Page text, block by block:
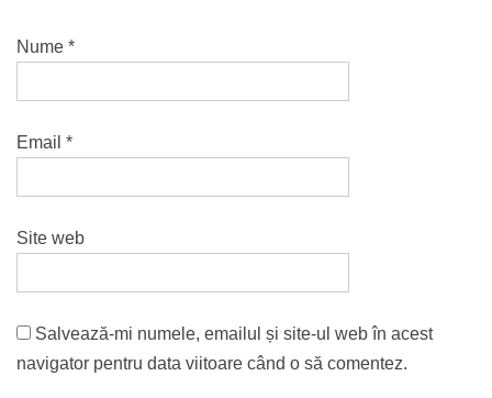
Nume *
Email *
Site web
Salvează-mi numele, emailul și site-ul web în acest
navigator pentru data viitoare când o să comentez.